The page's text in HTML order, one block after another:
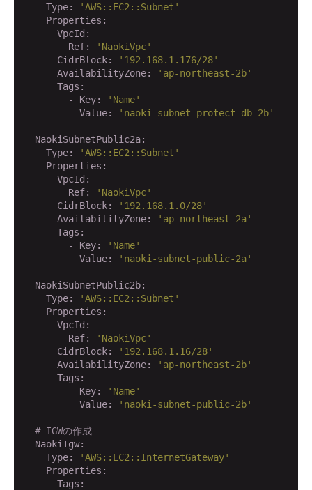
    Type:
'AWS::EC2::Subnet'
    Properties:
      VpcId:
        Ref:
'NaokiVpc'
      CidrBlock:
'192.168.1.176/28'
      AvailabilityZone:
'ap-northeast-2b'
      Tags:
        - Key:
'Name'
          Value:
'naoki-subnet-protect-db-2b'
  NaokiSubnetPublic2a:
    Type:
'AWS::EC2::Subnet'
    Properties:
      VpcId:
        Ref:
'NaokiVpc'
      CidrBlock:
'192.168.1.0/28'
      AvailabilityZone:
'ap-northeast-2a'
      Tags:
        - Key:
'Name'
          Value:
'naoki-subnet-public-2a'
  NaokiSubnetPublic2b:
    Type:
'AWS::EC2::Subnet'
    Properties:
      VpcId:
        Ref:
'NaokiVpc'
      CidrBlock:
'192.168.1.16/28'
      AvailabilityZone:
'ap-northeast-2b'
      Tags:
        - Key:
'Name'
          Value:
'naoki-subnet-public-2b'
# IGWの作成
  NaokiIgw:
    Type:
'AWS::EC2::InternetGateway'
    Properties:
      Tags: